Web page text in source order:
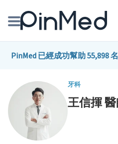
線上預約醫師、院所
醫師專欄專訪
健康主題館
PinMed 已經成功幫助 55,898
牙科
王信揮